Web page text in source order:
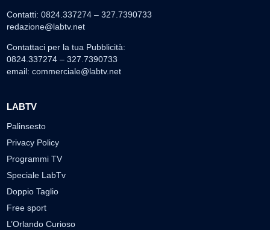
Contatti: 0824.337274 – 327.7390733
redazione@labtv.net
Contattaci per la tua Pubblicità:
0824.337274 – 327.7390733
email: commerciale@labtv.net
LABTV
Palinsesto
Privacy Policy
Programmi TV
Speciale LabTv
Doppio Taglio
Free sport
L’Orlando Curioso